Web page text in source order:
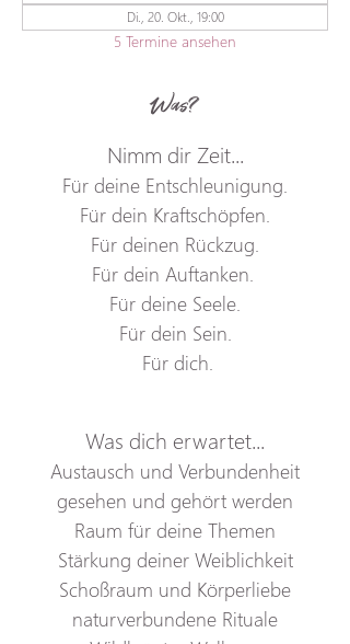
Di., 20. Okt., 19:00
5 Termine ansehen
Was?
Nimm dir Zeit...
Für deine Entschleunigung.
Für dein Kraftschöpfen.
Für deinen Rückzug.
Für dein Auftanken.
Für deine Seele.
Für dein Sein.
Für dich.
Was dich erwartet...
Austausch und Verbundenheit
gesehen und gehört werden
Raum für deine Themen
Stärkung deiner Weiblichkeit
Schoßraum und Körperliebe
naturverbundene Rituale